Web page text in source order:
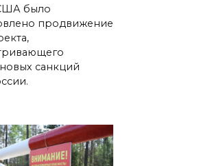
было
продвижение
санкций